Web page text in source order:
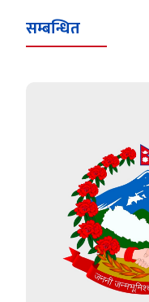
सम्बन्धित